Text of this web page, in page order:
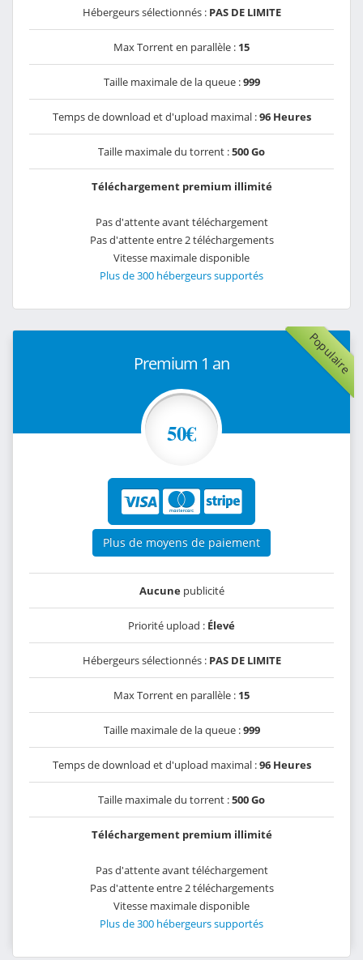
Hébergeurs sélectionnés : PAS DE LIMITE
Max Torrent en parallèle : 15
Taille maximale de la queue :999
Temps de download et d'upload maximal :96 Heures
Taille maximale du torrent :500 Go
Téléchargement premium illimité
Pas d'attente avant téléchargement
Pas d'attente entre 2 téléchargements
Vitesse maximale disponible
Plus de 300 hébergeurs supportés
Populaire
Premium 1 an
50€
Plus de moyens de paiement
Aucunepublicité
Priorité upload : Élevé
Hébergeurs sélectionnés : PAS DE LIMITE
Max Torrent en parallèle : 15
Taille maximale de la queue :999
Temps de download et d'upload maximal :96 Heures
Taille maximale du torrent :500 Go
Téléchargement premium illimité
Pas d'attente avant téléchargement
Pas d'attente entre 2 téléchargements
Vitesse maximale disponible
Plus de 300 hébergeurs supportés